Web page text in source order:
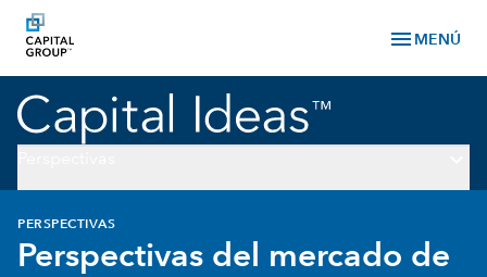
menu MENÚ
PERSPECTIVAS
Perspectivas del mercado de